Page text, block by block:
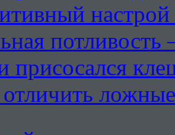
настрой
потливость
присосался